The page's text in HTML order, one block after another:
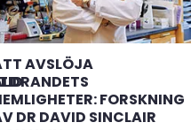
AVSLÖJA
FORSKNING
DR DAVID SINCLAIR